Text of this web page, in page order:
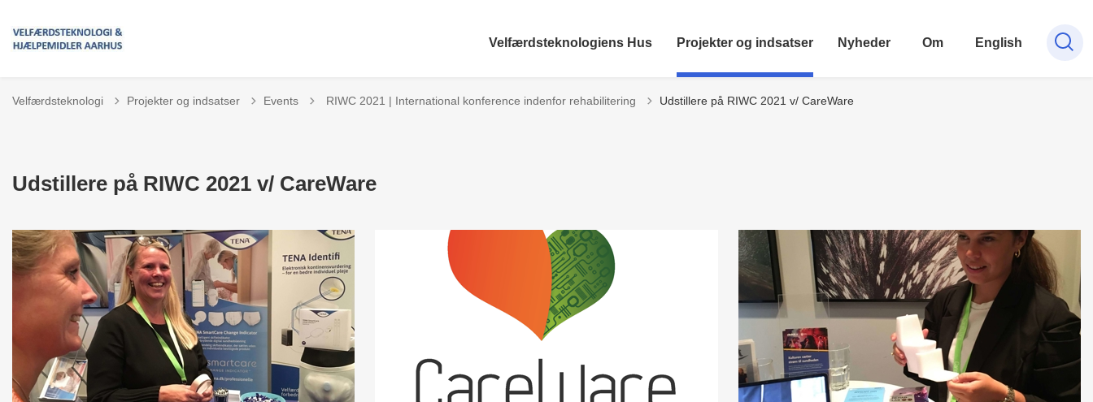
Velfærdsteknologiens Hus Projekter og indsatser Nyheder Om English
Velfærdsteknologi Projekter og indsatser Events Tilbage til
RIWC 2021 | International konference indenfor rehabilitering Udstillere på RIWC 2021 v/ CareWare
Udstillere på RIWC 2021 v/ CareWare